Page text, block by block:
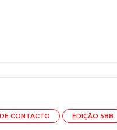
CONTACTO EDIÇÃO 588